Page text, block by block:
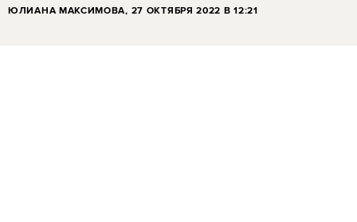
ЮЛИАНА МАКСИМОВА, 27 ОКТЯБРЯ 2022 В 12:21